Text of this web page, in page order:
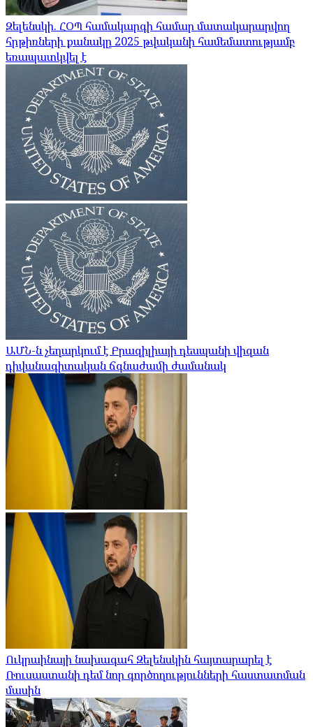
Զելենսկի. ՀՕՊ համակարգի համար մատակարարվող
հրթիռների քանակը 2025 թվականի համեմատությամբ
եռապատկվել է
ԱՄՆ-ն չեղարկում է Բրազիլիայի դեսպանի վիզան
դիվանագիտական ​​ճգնաժամի ժամանակ
Ուկրաինայի նախագահ Զելենսկին հայտարարել է
Ռուսաստանի դեմ նոր գործողությունների հաստատման
մասին